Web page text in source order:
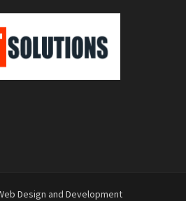
Design and Development